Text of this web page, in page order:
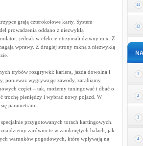
grają czterokołowe karty. System
prowadzenia oddano z niezwykłą
jednak w efekcie otrzymali dziwny mix. Z
wprawy. Z drugiej strony mkną z niezwykłą
trybów rozgrywki: kariera, jazda dowolna i
ponieważ wygrywając zawody, zarabiamy
części – tak, możemy tuningować i dbać o
trochę pieniędzy i wybrać nowy pojazd. W
parametrami.
przygotowanych torach kartingowych.
zarówno te w zamkniętych halach, jak
warunków pogodowych, które wpływają na
11
12
1
2
3
4